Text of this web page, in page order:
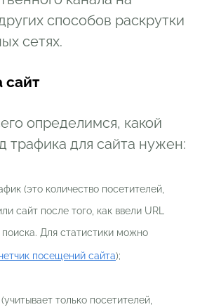
способов раскрутки
сетях.
сайт
определимся, какой
трафика для сайта нужен:
(это количество посетителей,
сайт после того, как ввели URL
Для статистики можно
посещений сайта);
только посетителей,